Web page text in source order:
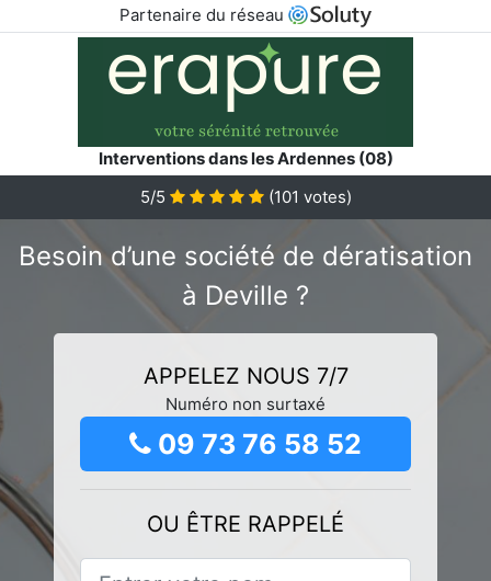
Partenaire du réseau
Interventions dans les Ardennes (08)
5/5
(101 votes)
Besoin d’une société de dératisation
à Deville ?
APPELEZ NOUS 7/7
Numéro non surtaxé
09 73 76 58 52
OU ÊTRE RAPPELÉ